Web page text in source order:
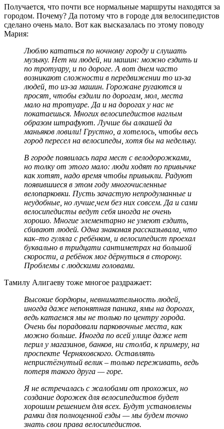
Получается, что почти все нормальные маршруты находятся за
городом. Почему? Да потому что в городе для велосипедистов
сделано очень мало. Вот как высказалась по этому поводу
Мария:
Люблю кататься по ночному городу и слушать
музыку. Нет ни людей, ни машин: можно ездить и
по тротуару, и по дороге. А вот днем часто
возникают сложности в передвижении то из-за
людей, то из-за машин. Горожане ругаются и
просят, чтобы ездили по дорогам, мол, места
мало на тротуаре. Да и на дорогах у нас не
покатаешься. Многих велосипедистов наглым
образом штрафуют. Лучше бы алкашей да
маньяков ловили! Грустно, а хотелось, чтобы весь
город пересел на велосипеды, хотя бы на недельку.
В городе появилась пара мест с велодорожками,
но толку от этого мало: люди ходят по привычке
как хотят, надо время чтобы привыкли. Радуют
появившиеся в этом году многочисленные
велопарковки. Пусть зачастую непродуманные и
неудобные, но лучше,чем без них совсем. Да и сами
велосипедисты ведут себя иногда не очень
хорошо. Многие элементарно не умеют ездить,
сбивают людей. Одна знакомая рассказывала, что
как–то гуляла с ребёнком, и велосипедист проехал
буквально в тридцати сантиметрах на большой
скорости, а ребёнок мог дёрнуться в сторону.
Проблемы с людскими головами.
Тамилу Алигаеву тоже многое раздражает:
Высокие бордюры, невнимательность людей,
иногда даже непонятная паника, ямы на дорогах,
ведь катаемся мы не только по центру города.
Очень бы порадовали парковочные места, как
можно больше. Иногда по всей улице даже нет
перил у магазинов, банков, ни столба, к примеру, на
проспекте Черняховского. Оставлять
непристёгнутый велик – только переживать, ведь
потеря такого друга — горе.
Я не встречалась с жалобами от прохожих, но
создание дорожек для велосипедистов будет
хорошим решением для всех. Будут установлены
рамки для полноценной езды — мы будем точно
знать свои права велосипедистов.